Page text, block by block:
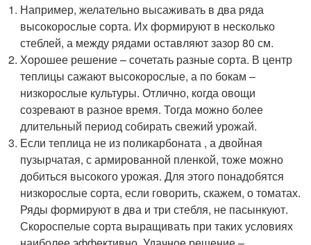
Например, желательно высаживать в два ряда
высокорослые сорта. Их формируют в несколько
стеблей, а между рядами оставляют зазор 80 см.
Хорошее решение – сочетать разные сорта. В центр
теплицы сажают высокорослые, а по бокам –
низкорослые культуры. Отлично, когда овощи
созревают в разное время. Тогда можно более
длительный период собирать свежий урожай.
Если теплица не из поликарбоната , а двойная
пузырчатая, с армированной пленкой, тоже можно
добиться высокого урожая. Для этого понадобятся
низкорослые сорта, если говорить, скажем, о томатах.
Ряды формируют в два и три стебля, не пасынкуют.
Скороспелые сорта выращивать при таких условиях